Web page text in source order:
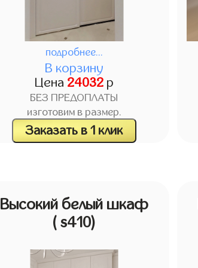
подробнее...
В корзину
Цена 24032р
БЕЗ ПРЕДОПЛАТЫ
изготовим в размер.
Заказать в 1 клик
Высокий белый шкаф
( s410)